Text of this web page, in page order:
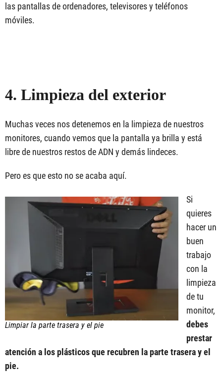
las pantallas de ordenadores, televisores y teléfonos
móviles.
4. Limpieza del exterior
Muchas veces nos detenemos en la limpieza de nuestros
monitores, cuando vemos que la pantalla ya brilla y está
libre de nuestros restos de ADN y demás lindeces.
Pero es que esto no se acaba aquí.
Limpiar la parte trasera y el pie
Si
quieres
hacer un
buen
trabajo
con la
limpieza
de tu
monitor,
debes
prestar
atención a los plásticos que recubren la parte trasera y el
pie.